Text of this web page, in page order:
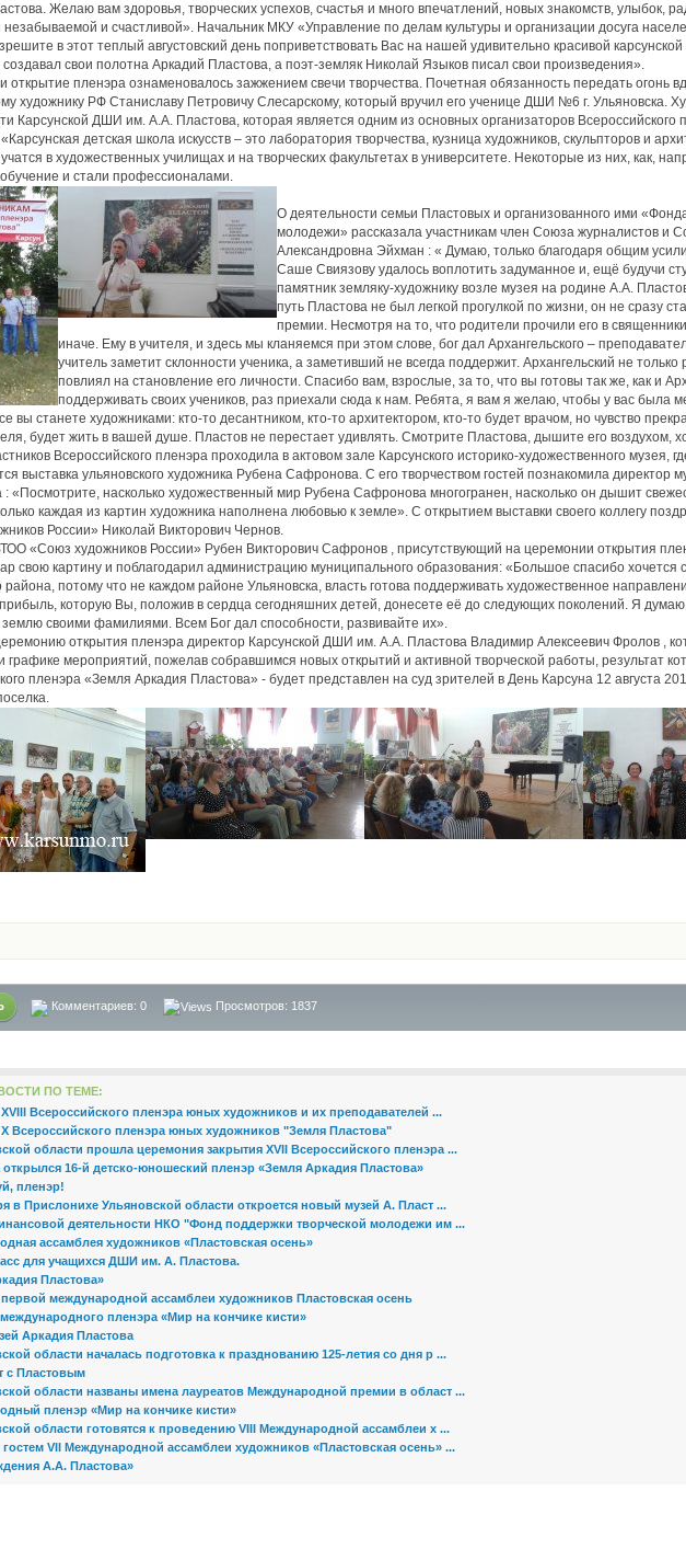
Желаю вам здоровья, творческих успехов, счастья и много впечатлений, новых знакомств, улыбок,
и счастливой». Начальник МКУ «Управление по делам культуры и организации досуга
в этот теплый августовский день поприветствовать Вас на нашей удивительно красивой
создавал свои полотна Аркадий Пластова, а поэт-земляк Николай Языков писал свои произведения».
открытие пленэра ознаменовалось зажжением свечи творчества. Почетная обязанность передать огонь
художнику РФ Станиславу Петровичу Слесарскому, который вручил его ученице ДШИ №6 г. Ульяновска.
Карсунской ДШИ им. А.А. Пластова, которая является одним из основных организаторов Всероссийского
детская школа искусств – это лаборатория творчества, кузница художников, скульпторов и
в художественных училищах и на творческих факультетах в университете. Некоторые из них, как,
и стали профессионалами.
О деятельности семьи Пластовых и организованного ими
молодежи» рассказала участникам член Союза журналистов и
Александровна Эйхман : « Думаю, только благодаря общим
Саше Свиязову удалось воплотить задуманное и, ещё будучи
памятник земляку-художнику возле музея на родине А.А.
путь Пластова не был легкой прогулкой по жизни, он не сразу
премии. Несмотря на то, что родители прочили его в
иначе. Ему в учителя, и здесь мы кланяемся при этом слове, бог дал Архангельского –
учитель заметит склонности ученика, а заметивший не всегда поддержит. Архангельский не
повлиял на становление его личности. Спасибо вам, взрослые, за то, что вы готовы так же, как и
поддерживать своих учеников, раз приехали сюда к нам. Ребята, я вам я желаю, чтобы у вас была
вы станете художниками: кто-то десантником, кто-то архитектором, кто-то будет врачом, но чувство
будет жить в вашей душе. Пластов не перестает удивлять. Смотрите Пластова, дышите его воздухом,
Всероссийского пленэра проходила в актовом зале Карсунского историко-художественного музея,
выставка ульяновского художника Рубена Сафронова. С его творчеством гостей познакомила
: «Посмотрите, насколько художественный мир Рубена Сафронова многогранен, насколько он дышит
каждая из картин художника наполнена любовью к земле». С открытием выставки своего коллегу
России» Николай Викторович Чернов.
«Союз художников России» Рубен Викторович Сафронов , присутствующий на церемонии открытия
свою картину и поблагодарил администрацию муниципального образования: «Большое спасибо хочется
района, потому что не каждом районе Ульяновска, власть готова поддерживать художественное
которую Вы, положив в сердца сегодняшних детей, донесете её до следующих поколений. Я
землю своими фамилиями. Всем Бог дал способности, развивайте их».
открытия пленэра директор Карсунской ДШИ им. А.А. Пластова Владимир Алексеевич Фролов ,
графике мероприятий, пожелав собравшимся новых открытий и активной творческой работы, результат
пленэра «Земля Аркадия Пластова» - будет представлен на суд зрителей в День Карсуна 12 августа
Комментариев:0 Просмотров: 1837
ПО ТЕМЕ:
Всероссийского пленэра юных художников и их преподавателей ...
Всероссийского пленэра юных художников "Земля Пластова"
области прошла церемония закрытия XVII Всероссийского пленэра ...
открылся 16-й детско-юношеский пленэр «Земля Аркадия Пластова»
пленэр!
в Прислонихе Ульяновской области откроется новый музей А. Пласт ...
деятельности НКО "Фонд поддержки творческой молодежи им ...
ассамблея художников «Пластовская осень»
для учащихся ДШИ им. А. Пластова.
Пластова»
международной ассамблеи художников Пластовская осень
пленэра «Мир на кончике кисти»
Аркадия Пластова
области началась подготовка к празднованию 125-летия со дня р ...
с Пластовым
области названы имена лауреатов Международной премии в област ...
пленэр «Мир на кончике кисти»
области готовятся к проведению VIII Международной ассамблеи х ...
VII Международной ассамблеи художников «Пластовская осень» ...
А.А. Пластова»